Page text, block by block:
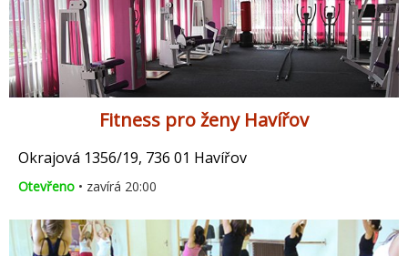
Fitness pro ženy Havířov
Okrajová 1356/19, 736 01 Havířov
Otevřeno • zavírá 20:00